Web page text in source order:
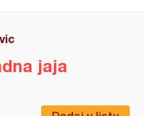
jaja